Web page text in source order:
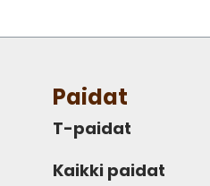
Paidat
T-paidat
Kaikki paidat